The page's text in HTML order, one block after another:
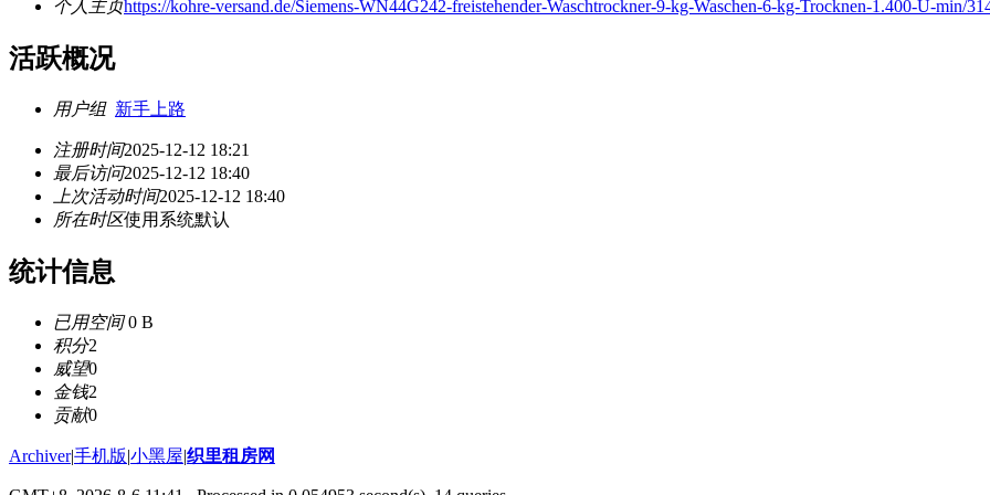
个人主页https://kohre-versand.de/Siemens-WN44G242-freistehender-Waschtrockner-9-kg-Waschen-6-kg-Trocknen-1.400-U-min/
活跃概况
用户组 新手上路
注册时间2025-12-12 18:21
最后访问2025-12-12 18:40
上次活动时间2025-12-12 18:40
所在时区使用系统默认
统计信息
已用空间0 B
积分2
威望0
金钱2
贡献0
Archiver|手机版|小黑屋|织里租房网